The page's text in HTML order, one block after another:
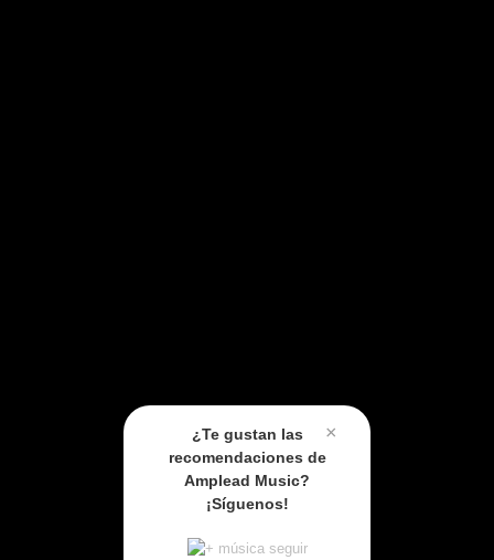
×
¿Te gustan las
recomendaciones de
Amplead Music?
¡Síguenos!